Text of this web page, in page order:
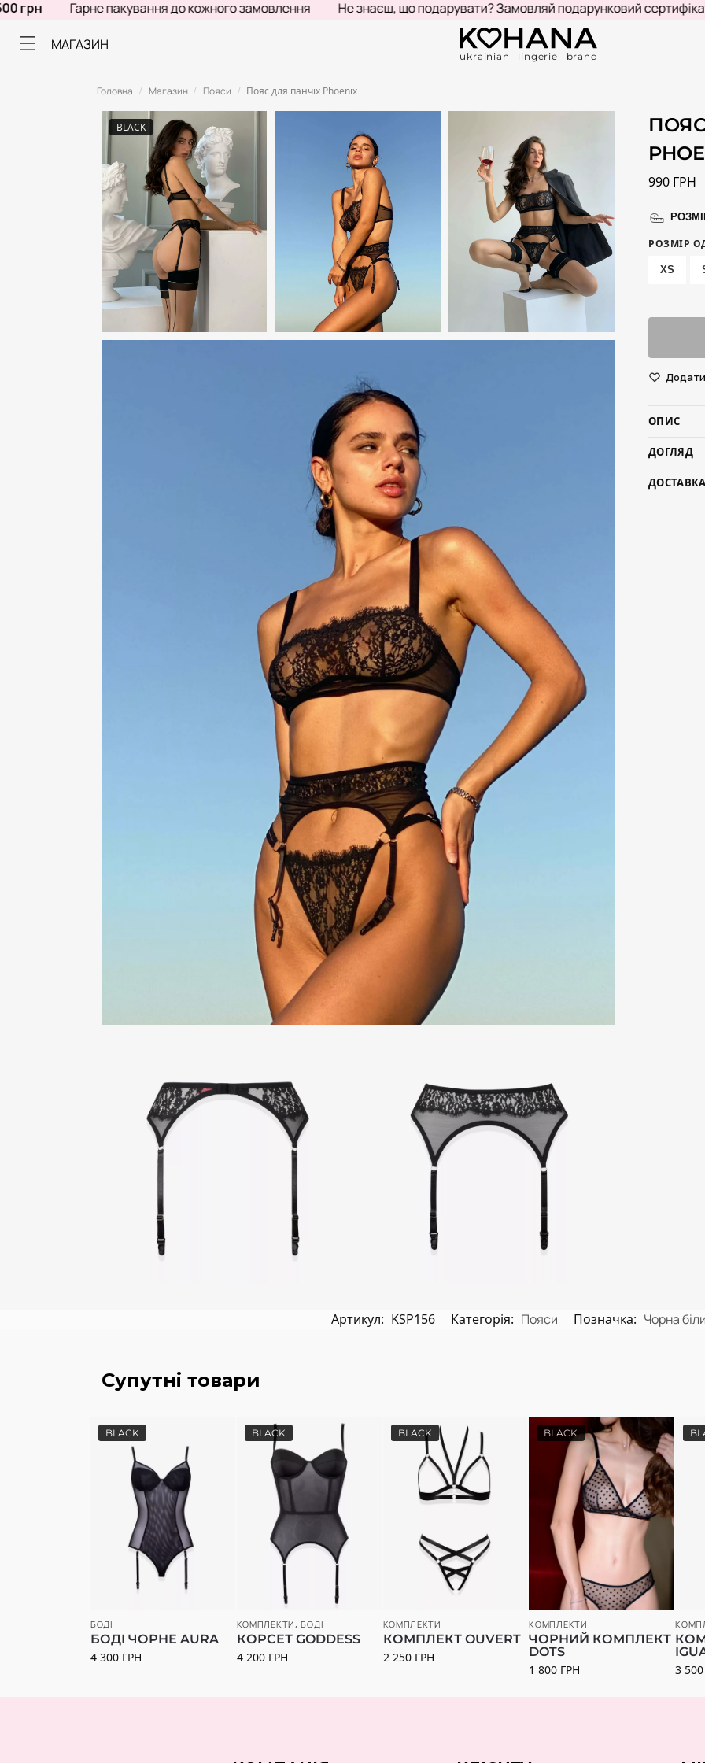
Гарне пакування до кожного замовлення Не знаєш, що подарувати? Замовляй подарунковий сертифікат!
МАГАЗИН
ukrainian lingerie brand
Головна / Магазин / Пояси / Пояс для панчіх Phoenix
BLACK
990 ГРН
РОЗМІР
XS
Додати
ОПИС
ДОГЛЯД
Артикул: KSP156 Категорія: Пояси Позначка: Чорна
Супутні товари
BLACK
БОДІ
БОДІ ЧОРНЕ AURA
4 300 ГРН
BLACK
КОМПЛЕКТИ ,БОДІ
КОРСЕТ GODDESS
4 200 ГРН
BLACK
КОМПЛЕКТИ
КОМПЛЕКТ OUVERT
2 250 ГРН
BLACK
КОМПЛЕКТИ
ЧОРНИЙ КОМПЛЕКТ
DOTS
1 800 ГРН
3